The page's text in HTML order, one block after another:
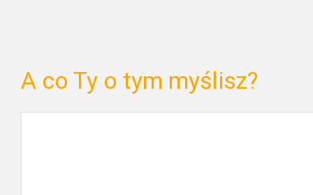
A co Ty o tym myślisz?